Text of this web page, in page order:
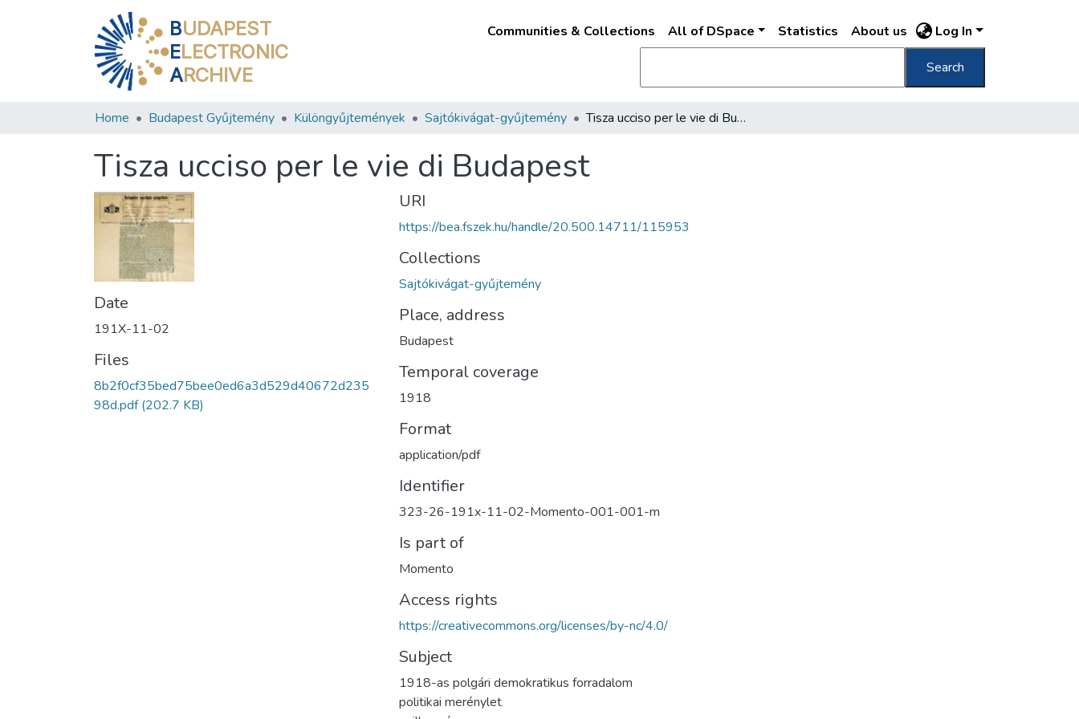
BUDAPEST
ELECTRONIC
ARCHIVE
Communities & Collections All of DSpace Statistics About us Log In
Search
Home Budapest Gyűjtemény Különgyűjtemények Sajtókivágat-gyűjtemény Tisza ucciso per le vie di Budapest
Tisza ucciso per le vie di Budapest
Date
191X-11-02
Files
8b2f0cf35bed75bee0ed6a3d529d40672d235
98d.pdf(202.7 KB)
URI
https://bea.fszek.hu/handle/20.500.14711/115953
Collections
Sajtókivágat-gyűjtemény
Place, address
Budapest
Temporal coverage
1918
Format
application/pdf
Identifier
323-26-191x-11-02-Momento-001-001-m
Is part of
Momento
Access rights
https://creativecommons.org/licenses/by-nc/4.0/
Subject
1918-as polgári demokratikus forradalom
politikai merénylet